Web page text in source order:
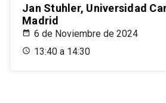
Jan Stuhler, Universidad
Madrid
6 de Noviembre de 2024
13:40 a 14:30